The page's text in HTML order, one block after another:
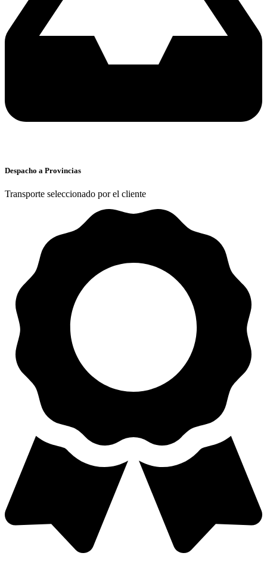
Despacho a Provincias
Transporte seleccionado por el cliente